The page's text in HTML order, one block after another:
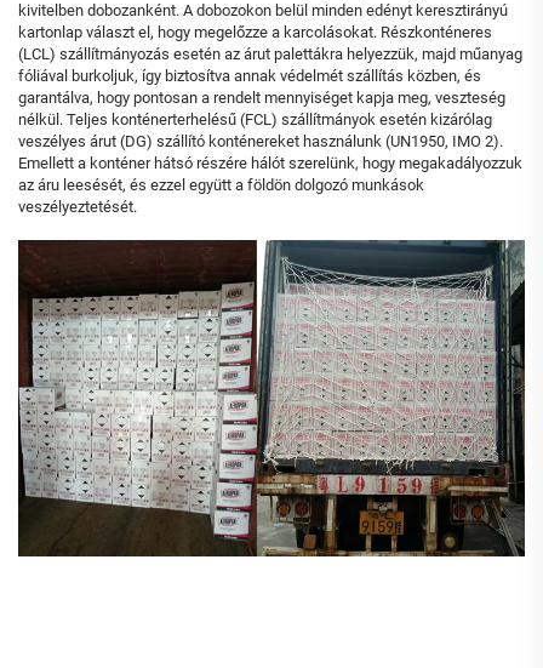
kivitelben dobozanként. A dobozokon belül minden edényt keresztirányú
kartonlap választ el, hogy megelőzze a karcolásokat. Részkonténeres
(LCL) szállítmányozás esetén az árut palettákra helyezzük, majd műanyag
fóliával burkoljuk, így biztosítva annak védelmét szállítás közben, és
garantálva, hogy pontosan a rendelt mennyiséget kapja meg, veszteség
nélkül. Teljes konténerterhelésű (FCL) szállítmányok esetén kizárólag
veszélyes árut (DG) szállító konténereket használunk (UN1950, IMO 2).
Emellett a konténer hátsó részére hálót szerelünk, hogy megakadályozzuk
az áru leesését, és ezzel együtt a földön dolgozó munkások
veszélyeztetését.